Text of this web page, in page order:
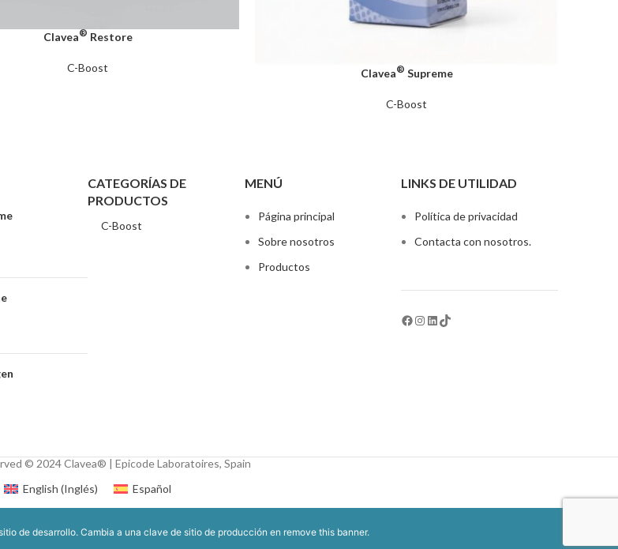
Clavea® Restore
C-Boost Clavea® Supreme
C-Boost
CATEGORÍAS DE
PRODUCTOS
C-Boost
MENÚ
Página principal
Sobre nosotros
Productos
LINKS DE UTILIDAD
Política de privacidad
Contacta con nosotros.
© 2024 Clavea® | Epicode Laboratoires, Spain
English (Inglés) Español
de desarrollo. Cambia a una clave de sitio de producción en remove this banner.